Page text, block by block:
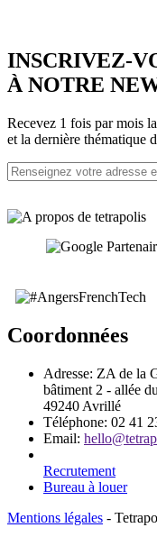
INSCRIVEZ-
À NOTRE
Recevez 1 fois par mois
et la dernière thématique
Coordonnées
Adresse: ZA de la
bâtiment 2 - allée
49240 Avrillé
Téléphone: 02 41
Email:
Recrutement
Bureau à louer
Mentions légales -